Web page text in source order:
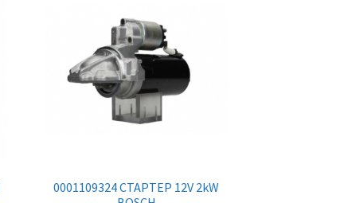
0001109324 СТАРТЕР 12V 2kW